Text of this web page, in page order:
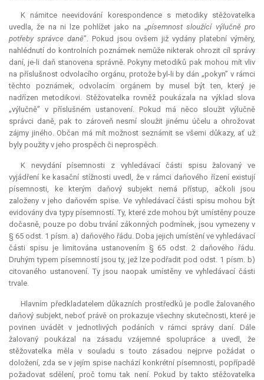
K námitce neevidování korespondence s metodiky stěžovatelka
uvedla, že na ni lze pohlížet jako na „písemnost sloužící výlučně pro
potřeby správce daně”. Pokud jsou ovšem již vydány platební výměry,
nahlédnutí do kontrolních poznámek nemůže nikterak ohrozit cíl správy
daní, je-li daň stanovena správně. Pokyny metodiků pak mohou mít vliv
na příslušnost odvolacího orgánu, protože byl-li by dán „pokyn” v rámci
těchto poznámek, odvolacím orgánem by musel být ten, který je
nadřízen metodikovi. Stěžovatelka rovněž poukázala na výklad slova
„výlučně” v příslušném ustanovení. Pokud má něco sloužit výlučně
správci daně, pak to zároveň nesmí sloužit jinému účelu a ohrožovat
zájmy jiného. Občan má mít možnost seznámit se všemi důkazy, ať už
byly použity v jeho prospěch či neprospěch.
K nevydání písemnosti z vyhledávací části spisu žalovaný ve
vyjádření ke kasační stížnosti uvedl, že v rámci daňového řízení existují
písemnosti, ke kterým daňový subjekt nemá přístup, ačkoli jsou
založeny v jeho daňovém spise. Ve vyhledávací části spisu mohou být
evidovány dva typy písemností. Ty, které zde mohou být umístěny pouze
dočasně, pouze po dobu trvání zákonných podmínek, jsou vymezeny v
§ 65 odst. 1 písm. a) daňového řádu. Doba jejich umístění ve vyhledávací
části spisu je limitována ustanovením § 65 odst. 2 daňového řádu.
Druhým typem písemností jsou ty, jež lze podřadit pod odst. 1 písm. b)
citovaného ustanovení. Ty jsou naopak umístěny ve vyhledávací části
trvale.
Hlavním předkladatelem důkazních prostředků je podle žalovaného
daňový subjekt, neboť právě on prokazuje všechny skutečnosti, které je
povinen uvádět v jednotlivých podáních v rámci správy daní. Dále
žalovaný poukázal na zásadu vzájemné spolupráce a uvedl, že
stěžovatelka měla v souladu s touto zásadou nejprve požádat o
doložení, zda se v jejím spise nachází konkrétní písemnosti, popřípadě
požadovat sdělení, proč tomu tak není. Pokud by takto stěžovatelka